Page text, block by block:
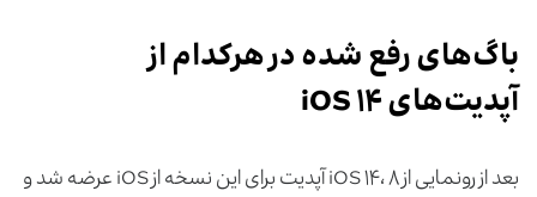
باگ‌های رفع شده در هرکدام از
آپدیت‌های iOS ۱۴
بعد از رونمایی از iOS ۱۴، ۸ آپدیت برای این نسخه از iOS عرضه شد و